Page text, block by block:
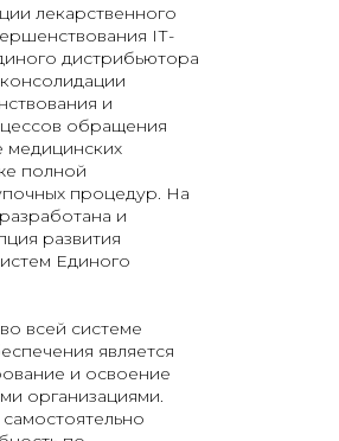
лекарственного
IТ-
дистрибьютора
и
обращения
медицинских
полной
процедур. На
и
развития
Единого
всей системе
является
и освоение
организациями.